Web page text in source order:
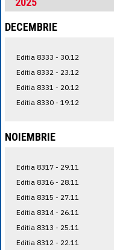
DECEMBRIE
Editia 8333 - 30.12
Editia 8332 - 23.12
Editia 8331 - 20.12
Editia 8330 - 19.12
NOIEMBRIE
Editia 8317 - 29.11
Editia 8316 - 28.11
Editia 8315 - 27.11
Editia 8314 - 26.11
Editia 8313 - 25.11
Editia 8312 - 22.11